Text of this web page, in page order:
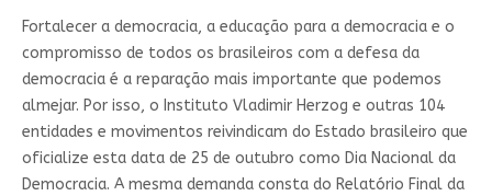
Fortalecer a democracia, a educação para a democracia e o
compromisso de todos os brasileiros com a defesa da
democracia é a reparação mais importante que podemos
almejar. Por isso, o Instituto Vladimir Herzog e outras 104
entidades e movimentos reivindicam do Estado brasileiro que
oficialize esta data de 25 de outubro como Dia Nacional da
Democracia. A mesma demanda consta do Relatório Final da